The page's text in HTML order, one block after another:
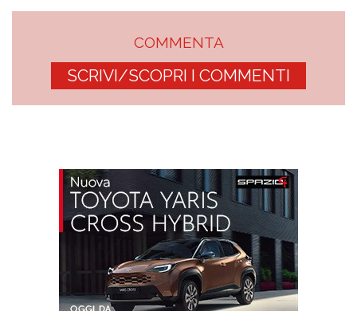
COMMENTA
SCRIVI/SCOPRI I COMMENTI